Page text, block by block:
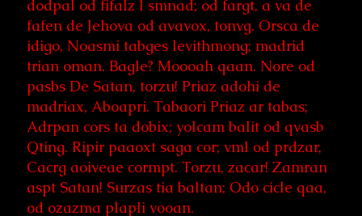
dodpal od fifalz l smnad; od fargt, a va de
fafen de Jehova od avavox, tonvg. Orsca de
idigo, Noasmi tabges levithmong; madrid
trian oman. Bagle? Moooah qaan. Nore od
pasbs De Satan, torzu! Priaz adohi de
madriax, Aboapri. Tabaori Priaz ar tabas;
Adrpan cors ta dobix; yolcam balit od qvasb
Qting. Ripir paaoxt saga cor; vml od prdzar,
Cacrg aoiveae cormpt. Torzu, zacar! Zamran
aspt Satan! Surzas tia baltan; Odo cicle qaa,
od ozazma plapli vooan.